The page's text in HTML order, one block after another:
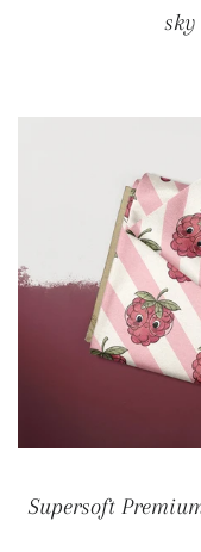
sky
Supersoft